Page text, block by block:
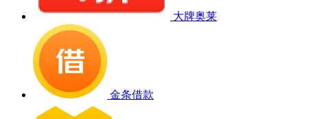
大牌奥莱
金条借款